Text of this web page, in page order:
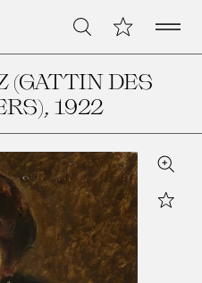
Suche Meine Open
(GATTIN DES
, 1922
Zoom
Star